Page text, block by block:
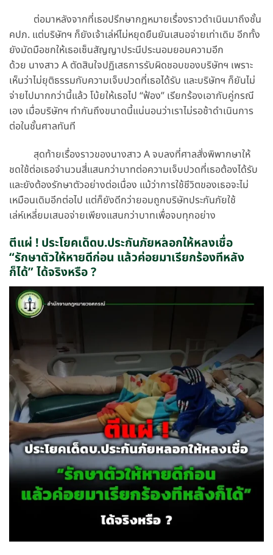
ต่อมาหลังจากที่เธอปรึกษากฎหมายเรื่องราวดำเนินมาถึงชั้น
คปภ. แต่บริษัทฯ ก็ยังเจ้าเล่ห์ไม่หยุดยืนยันเสนอจ่ายเท่าเดิม อีกทั้ง
ยังมัดมือชกให้เธอเซ็นสัญญาประนีประนอมยอมความอีก
ด้วย นางสาว A ตัดสินใจปฏิเสธการรับผิดชอบของบริษัทฯ เพราะ
เห็นว่าไม่ยุติธรรมกับความเจ็บปวดที่เธอได้รับ และบริษัทฯ ก็ยันไม่
จ่ายไปมากกว่านี้แล้ว โบ้ยให้เธอไป “ฟ้อง” เรียกร้องเอากับคู่กรณี
เอง เมื่อบริษัทฯ ทำกันถึงขนาดนี้แน่นอนว่าเราไม่รอช้าดำเนินการ
ต่อในชั้นศาลทันที
สุดท้ายเรื่องราวของนางสาว A จบลงที่ศาลสั่งพิพากษาให้
ชดใช้ต่อเธอจำนวนสี่แสนกว่าบาทต่อความเจ็บปวดที่เธอต้องได้รับ
และยังต้องรักษาตัวอย่างต่อเนื่อง แม้ว่าการใช้ชีวิตของเธอจะไม่
เหมือนเดิมอีกต่อไป แต่ก็ยังดีกว่ายอมถูกบริษัทประกันภัยใช้
เล่ห์เหลี่ยมเสนอจ่ายเพียงแสนกว่าบาทเพื่อจบทุกอย่าง
ตีแผ่ ! ประโยคเด็ดบ.ประกันภัยหลอกให้หลงเชื่อ
“รักษาตัวให้หายดีก่อน แล้วค่อยมาเรียกร้องทีหลัง
ก็ได้” ได้จริงหรือ ?